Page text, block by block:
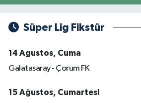
Süper Lig Fikstür
14 Ağustos, Cuma
Galatasaray - Çorum FK
15 Ağustos, Cumartesi